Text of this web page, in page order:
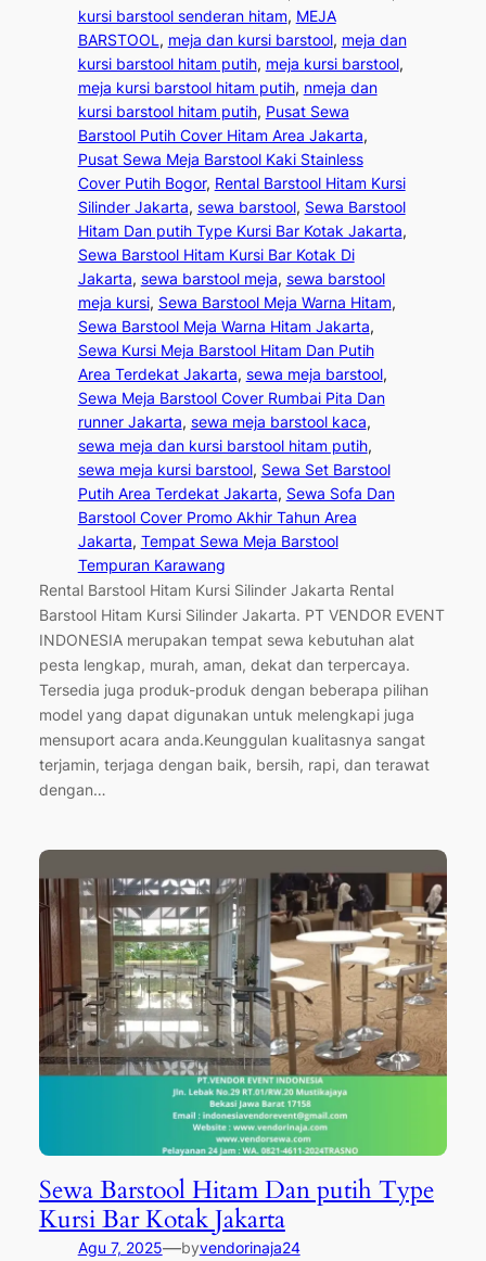
kursi barstool senderan hitam, MEJA
BARSTOOL, meja dan kursi barstool, meja dan
kursi barstool hitam putih, meja kursi barstool
meja kursi barstool hitam putih, nmeja dan
kursi barstool hitam putih, Pusat Sewa
Barstool Putih Cover Hitam Area Jakarta
Pusat Sewa Meja Barstool Kaki Stainless
Cover Putih Bogor, Rental Barstool Hitam Kursi
Silinder Jakarta, sewa barstool, Sewa Barstool
Hitam Dan putih Type Kursi Bar Kotak Jakarta
Sewa Barstool Hitam Kursi Bar Kotak Di
Jakarta, sewa barstool meja, sewa barstool
meja kursi, Sewa Barstool Meja Warna Hitam
Sewa Barstool Meja Warna Hitam Jakarta
Sewa Kursi Meja Barstool Hitam Dan Putih
Area Terdekat Jakarta, sewa meja barstool
Sewa Meja Barstool Cover Rumbai Pita Dan
runner Jakarta, sewa meja barstool kaca
sewa meja dan kursi barstool hitam putih
sewa meja kursi barstool, Sewa Set Barstool
Putih Area Terdekat Jakarta, Sewa Sofa Dan
Barstool Cover Promo Akhir Tahun Area
Jakarta, Tempat Sewa Meja Barstool
Tempuran Karawang
Rental Barstool Hitam Kursi Silinder Jakarta Rental
Barstool Hitam Kursi Silinder Jakarta. PT VENDOR EVENT
INDONESIA merupakan tempat sewa kebutuhan alat
pesta lengkap, murah, aman, dekat dan terpercaya.
Tersedia juga produk-produk dengan beberapa pilihan
model yang dapat digunakan untuk melengkapi juga
mensuport acara anda.Keunggulan kualitasnya sangat
terjamin, terjaga dengan baik, bersih, rapi, dan terawat
dengan…
Sewa Barstool Hitam Dan putih Type
Kursi Bar Kotak Jakarta
Agu 7, 2025—byvendorinaja24